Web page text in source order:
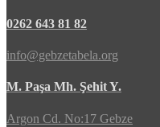
0262 643 81 82
info@gebzetabela.org
M. Paşa Mh. Şehit Y.
Argon Cd. No:17 Gebze